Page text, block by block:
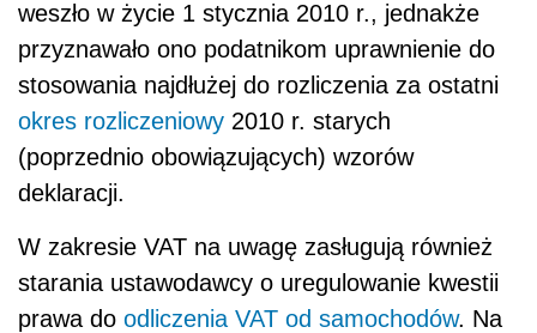
weszło w życie 1 stycznia 2010 r., jednakże
przyznawało ono podatnikom uprawnienie do
stosowania najdłużej do rozliczenia za ostatni
okres rozliczeniowy 2010 r. starych
(poprzednio obowiązujących) wzorów
deklaracji.
W zakresie VAT na uwagę zasługują również
starania ustawodawcy o uregulowanie kwestii
prawa do odliczenia VAT od samochodów. Na